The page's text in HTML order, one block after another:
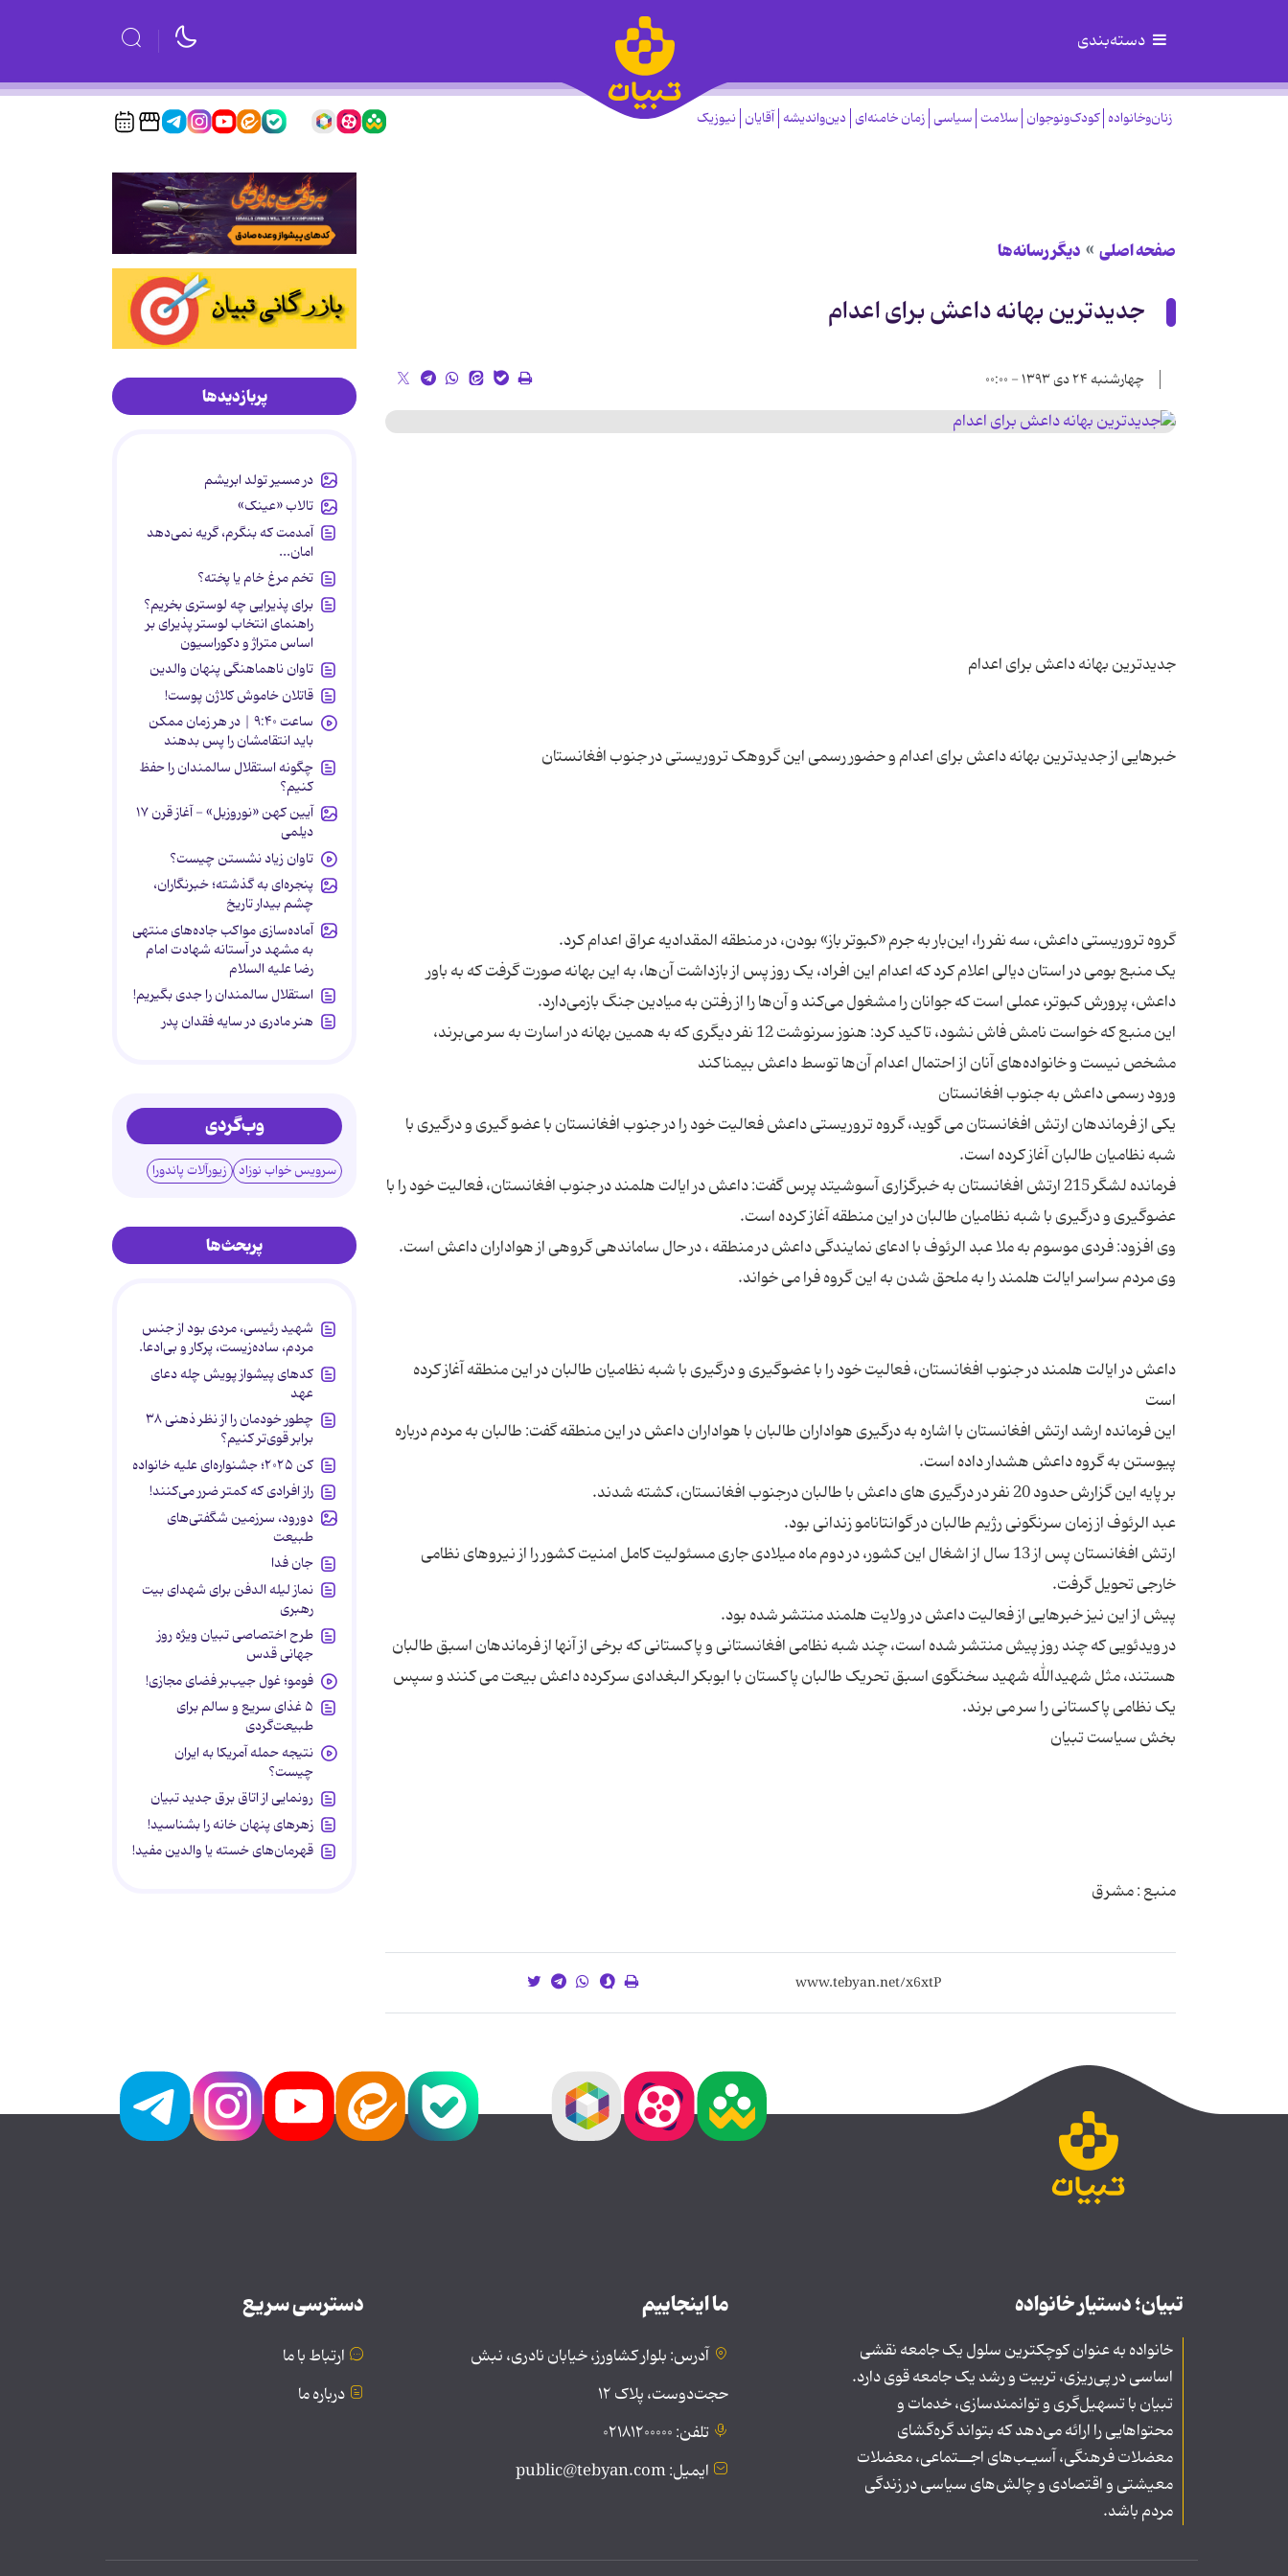
دسته‌بندی
زنان‌وخانواده کودک‌ونوجوان سلامت سیاسی زمان خامنه‌ای دین‌واندیشه آقایان نیوزیک
صفحه اصلی دیگر رسانه‌ها
جدیدترین بهانه داعش برای اعدام
چهارشنبه ۲۴ دی ۱۳۹۳ - ۰۰:۰۰
یک منبع بومی در استان دیالی اعلام کرد که اعدام این افراد، یک روز پس از بازداشت آن‌ها، به این بهانه صورت گرفت که به باور
این منبع که خواست نامش فاش نشود، تاکید کرد: هنوز سرنوشت 12 نفر دیگری که به همین بهانه در اسارت به سر می‌برند،
یکی از فرماندهان ارتش افغانستان می گوید، گروه تروریستی داعش فعالیت خود را در جنوب افغانستان با عضو گیری و درگیری با
فرمانده لشگر 215 ارتش افغانستان به خبرگزاری آسوشیتد پرس گفت: داعش در ایالت هلمند در جنوب افغانستان، فعالیت خود را با
وی افزود: فردی موسوم به ملا عبد الرئوف با ادعای نمایندگی داعش در منطقه ، در حال ساماندهی گروهی از هواداران داعش است.
داعش در ایالت هلمند در جنوب افغانستان، فعالیت خود را با عضوگیری و درگیری با شبه نظامیان طالبان در این منطقه آغاز کرده
این فرمانده ارشد ارتش افغانستان با اشاره به درگیری هواداران طالبان با هواداران داعش در این منطقه گفت: طالبان به مردم درباره
ارتش افغانستان پس از 13 سال از اشغال این کشور، در دوم ماه میلادی جاری مسئولیت کامل امنیت کشور را از نیروهای نظامی
در ویدئویی که چند روز پیش منتشر شده است، چند شبه نظامی افغانستانی و پاکستانی که برخی از آنها از فرماندهان اسبق طالبان
هستند، مثل شهیدالله شهید سخنگوی اسبق تحریک طالبان پاکستان با ابوبکر البغدادی سرکرده داعش بیعت می کنند و سپس
منبع : مشرق
پربازدیدها
در مسیر تولد ابریشم
تالاب «عینک»
آمدمت که بنگرم، گریه نمی‌دهد
امان...
تخم مرغ خام یا پخته؟
برای پذیرایی چه لوستری بخریم؟
راهنمای انتخاب لوستر پذیرای بر
اساس متراژ و دکوراسیون
تاوان ناهماهنگی پنهان والدین
قاتلان خاموش کلاژن پوست!
ساعت ۹:۴۰ | در هر زمان ممکن
باید انتقامشان را پس بدهند
چگونه استقلال سالمندان را حفظ
کنیم؟
آیین کهن «نوروزبل» - آغاز قرن ۱۷
دیلمی
تاوان زیاد نشستن چیست؟
پنجره‌ای به گذشته؛ خبرنگاران،
چشم بیدار تاریخ
آماده‌سازی مواکب جاده‌های منتهی
به مشهد در آستانه شهادت امام
رضا علیه السلام
استقلال سالمندان را جدی بگیریم!
هنر مادری در سایه‌ فقدان پدر
وب‌گردی
سرویس خواب نوزاد زیورآلات پاندورا
پربحث‌ها
شهید رئیسی، مردی بود از جنس
مردم، ساده‌زیست، پرکار و بی‌ادعا.
کدهای پیشواز پویش چله دعای
عهد
چطور خودمان را از نظر ذهنی ۳۸
برابر قوی‌تر کنیم؟
کن ۲۰۲۵؛ جشنواره‌ای علیه خانواده
راز افرادی که کمتر ضرر می‌کنند!
دورود، سرزمین شگفتی‌های
طبیعت
جان فدا
نماز لیله الدفن برای شهدای بیت
رهبری
طرح اختصاصی تبیان ویژه روز
جهانی قدس
فومو؛ غول جیب‌بر فضای مجازی!
۵ غذای سریع و سالم برای
طبیعت‌گردی
نتیجه حمله آمریکا به ایران
چیست؟
رونمایی از اتاق برق جدید تبیان
زهرهای پنهان خانه را بشناسید!
قهرمان‌های خسته یا والدین مفید!
تبیان؛ دستیار خانواده
خانواده به عنوان کوچکترین سلول یک جامعه نقشی
اساسی در پی‌ریزی، تربیت و رشد یک جامعه قوی دارد.
تبیان با تسهیل‌گری و توانمندسازی، خدمات و
محتواهایی را ارائه می‌دهد که بتواند گره‌گشای
معضلات فرهنگی، آسیـب‌های اجــتماعی، معضلات
معیشتی و اقتصادی و چالش‌های سیاسی در زندگی
مردم باشد.
ما اینجاییم
آدرس: بلوار کشاورز، خیابان نادری، نبش
حجت‌دوست، پلاک ۱۲
تلفن: ۰۲۱۸۱۲۰۰۰۰۰
ایمیل: public@tebyan.com
دسترسی سریع
ارتباط با ما
درباره ما